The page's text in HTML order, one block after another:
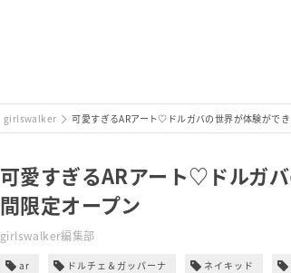
girlswalker 可愛すぎるARアート♡ドルガバの世界が体験がで
可愛すぎるARアート♡ドルガ
間限定オープン
girlswalker編集部
ar ドルチェ＆ガッパーナ ネイキッド